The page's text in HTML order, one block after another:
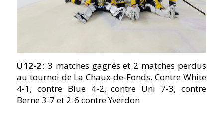
U12-2 : 3 matches gagnés et 2 matches perdus
au tournoi de La Chaux-de-Fonds. Contre White
4-1, contre Blue 4-2, contre Uni 7-3, contre
Berne 3-7 et 2-6 contre Yverdon